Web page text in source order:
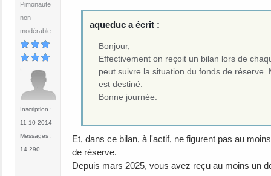
Pimonaute
non
modérable
Inscription :
11-10-2014
Messages :
14 290
aqueduc a écrit :
Bonjour,
Effectivement on reçoit un bilan lors de
peut suivre la situation du fonds de
est destiné.
Bonne journée.
Et, dans ce bilan, à l'actif, ne figurent pas au
de réserve.
Depuis mars 2025, vous avez reçu au moins un